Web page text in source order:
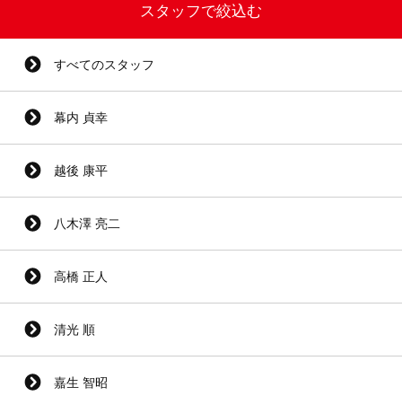
スタッフで絞込む
すべてのスタッフ
幕内 貞幸
越後 康平
八木澤 亮二
高橋 正人
清光 順
嘉生 智昭